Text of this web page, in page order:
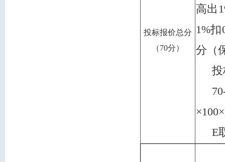
投标报价总分
（70分）
高出
1%扣
分（
7
E